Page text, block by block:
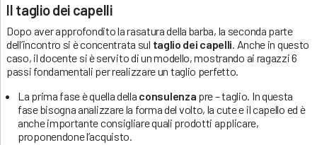
Il taglio dei capelli
Dopo aver approfondito la rasatura della barba, la seconda parte
dell’incontro si è concentrata sul taglio dei capelli . Anche in questo
caso, il docente si è servito di un modello, mostrando ai ragazzi 6
passi fondamentali per realizzare un taglio perfetto.
La prima fase è quella della consulenza pre – taglio. In questa
fase bisogna analizzare la forma del volto, la cute e il capello ed è
anche importante consigliare quali prodotti applicare,
proponendone l’acquisto.